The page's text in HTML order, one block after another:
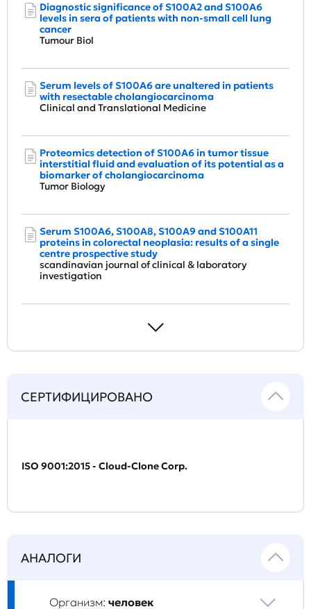
Diagnostic significance of S100A2 and S100A6
levels in sera of patients with non-small cell lung
cancer
Tumour Biol
Serum levels of S100A6 are unaltered in patients
with resectable cholangiocarcinoma
Clinical and Translational Medicine
Proteomics detection of S100A6 in tumor tissue
interstitial fluid and evaluation of its potential as a
biomarker of cholangiocarcinoma
Tumor Biology
Serum S100A6, S100A8, S100A9 and S100A11
proteins in colorectal neoplasia: results of a single
centre prospective study
scandinavian journal of clinical & laboratory
investigation
СЕРТИФИЦИРОВАНО
ISO 9001:2015 - Cloud-Clone Corp.
АНАЛОГИ
Организм: человек